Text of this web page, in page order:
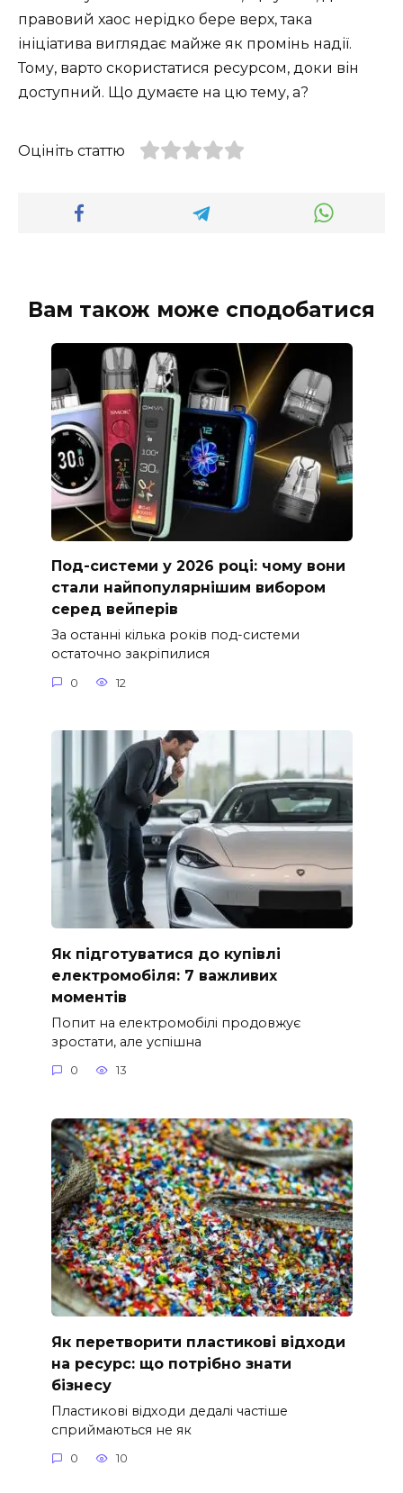
правовий хаос нерідко бере верх, така
ініціатива виглядає майже як промінь надії.
Тому, варто скористатися ресурсом, доки він
доступний. Що думаєте на цю тему, а?
Оцініть статтю
Вам також може сподобатися
Под-системи у 2026 році: чому вони
стали найпопулярнішим вибором
серед вейперів
За останні кілька років под-системи
остаточно закріпилися
0 12
Як підготуватися до купівлі
електромобіля: 7 важливих
моментів
Попит на електромобілі продовжує
зростати, але успішна
0 13
Як перетворити пластикові відходи
на ресурс: що потрібно знати
бізнесу
Пластикові відходи дедалі частіше
сприймаються не як
0 10